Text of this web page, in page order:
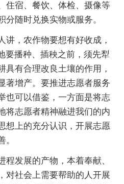
住宿、餐饮、体检、摄像等
分随时兑换实物或服务。
讲，农作物要想有好收成，
要播种、插秧之前，须先犁
具有合理改良土壤的作用，
著增产。要推进志愿者服务
也可以借鉴，一方面是将志
将志愿者精神融进我们的内
想上的充分认识，开展志愿
。
程发展的产物，本着奉献、
对社会上需要帮助的人开展